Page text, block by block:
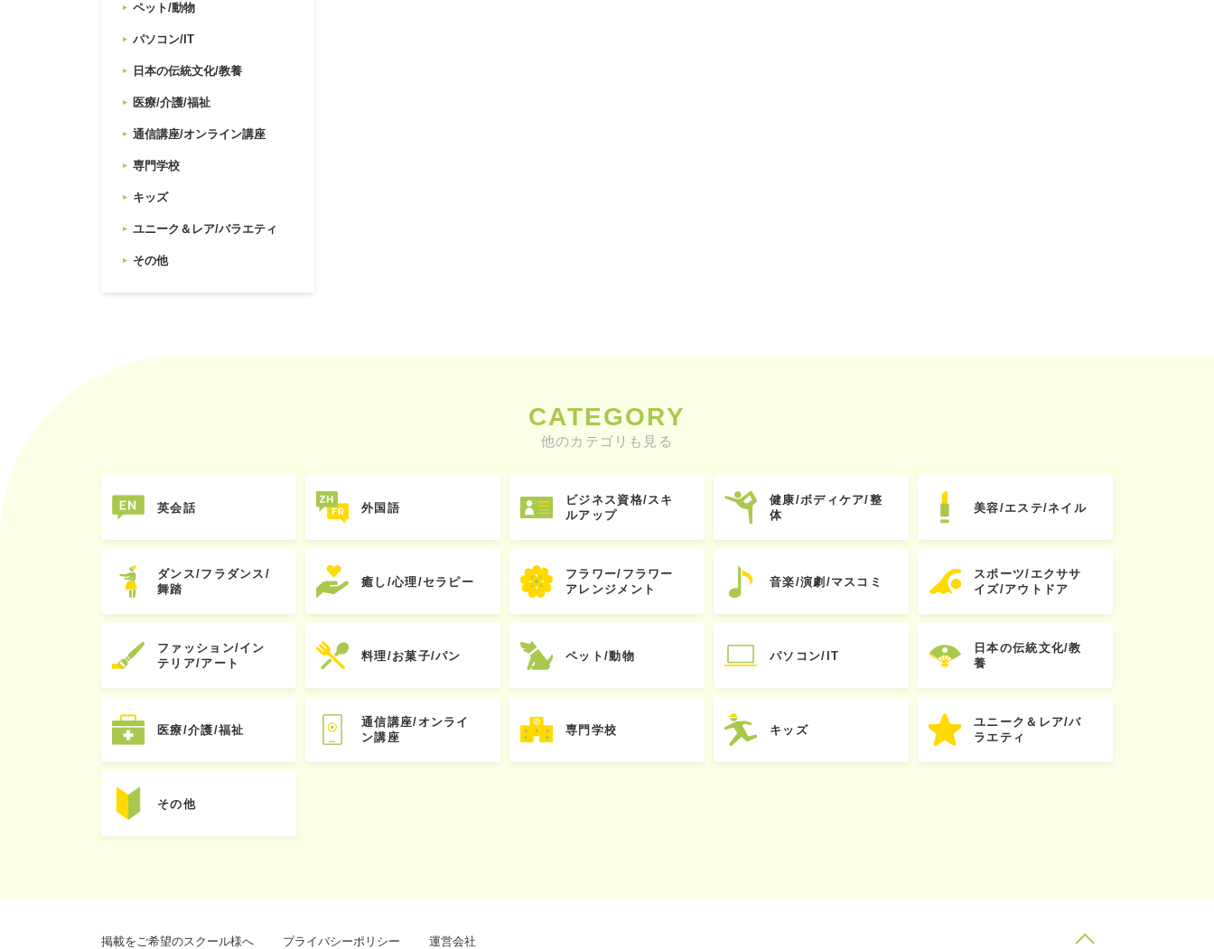
ペット/動物
パソコン/IT
日本の伝統文化/教養
医療/介護/福祉
通信講座/オンライン講座
専門学校
キッズ
ユニーク＆レア/バラエティ
その他
CATEGORY
他のカテゴリも見る
英会話 外国語
ビジネス資格/スキ
ルアップ
健康/ボディケア/整
体
美容/エステ/ネイル
ダンス/フラダンス/
舞踏
癒し/心理/セラピー
フラワー/フラワー
アレンジメント
音楽/演劇/マスコミ
スポーツ/エクササ
イズ/アウトドア
ファッション/イン
テリア/アート
料理/お菓子/パン ペット/動物 パソコン/IT
日本の伝統文化/教
養
医療/介護/福祉
通信講座/オンライ
ン講座
専門学校 キッズ
ユニーク＆レア/バ
ラエティ
その他
掲載をご希望のスクール様へ プライバシーポリシー 運営会社